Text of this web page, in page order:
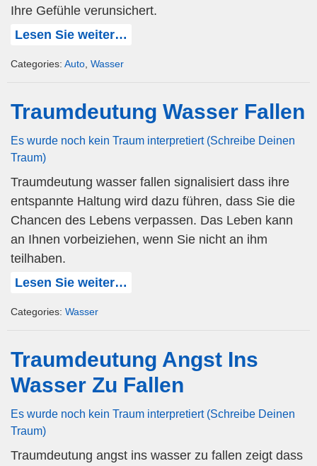
Ihre Gefühle verunsichert.
Lesen Sie weiter…
Categories: Auto, Wasser
Traumdeutung Wasser Fallen
Es wurde noch kein Traum interpretiert (Schreibe Deinen
Traum)
Traumdeutung wasser fallen signalisiert dass ihre
entspannte Haltung wird dazu führen, dass Sie die
Chancen des Lebens verpassen. Das Leben kann
an Ihnen vorbeiziehen, wenn Sie nicht an ihm
teilhaben.
Lesen Sie weiter…
Categories: Wasser
Traumdeutung Angst Ins
Wasser Zu Fallen
Es wurde noch kein Traum interpretiert (Schreibe Deinen
Traum)
Traumdeutung angst ins wasser zu fallen zeigt dass